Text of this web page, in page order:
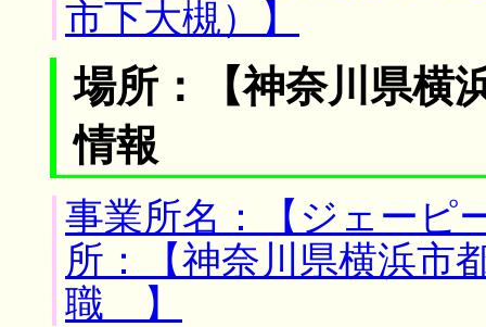
市下大槻）】
場所：【神奈川県横
情報
事業所名：【ジェー
所：【神奈川県横浜市
職 】